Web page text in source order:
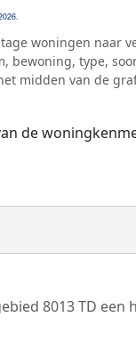
woningen naar
bewoning, type,
midden van de
de
8013 TD een